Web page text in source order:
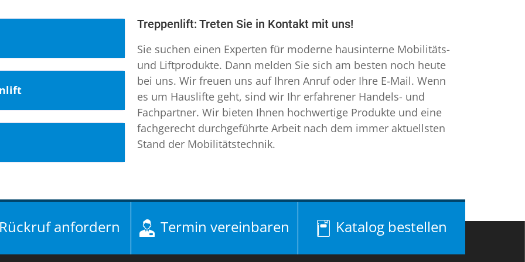
Verl. Durch
ausgezeichneten
und Gemeinden
und Verl erreichen
eine kurze Mail
beim
in Hanau. Wir
Hublifte,
Stückzahl zum
,Plattformlift
Eggersdorf
,Treppenaufzug
Treppenlift: Treten Sie in Kontakt mit uns!
Sie suchen einen Experten für moderne hausinterne Mobilitäts-
und Liftprodukte. Dann melden Sie sich am besten noch heute
bei uns. Wir freuen uns auf Ihren Anruf oder Ihre E-Mail. Wenn
es um Hauslifte geht, sind wir Ihr erfahrener Handels- und
Fachpartner. Wir bieten Ihnen hochwertige Produkte und eine
fachgerecht durchgeführte Arbeit nach dem immer aktuellsten
Stand der Mobilitätstechnik.
Rückruf anfordern Termin vereinbaren Katalog bestellen